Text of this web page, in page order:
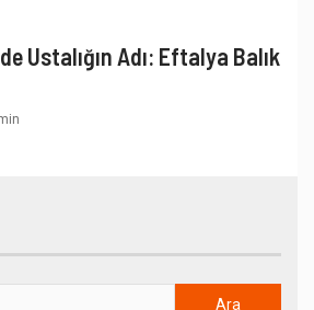
Ustalığın Adı: Eftalya Balık